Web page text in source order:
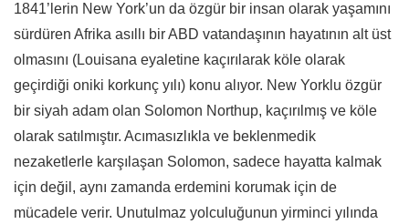
1841’lerin New York’un da özgür bir insan olarak yaşamını
sürdüren Afrika asıllı bir ABD vatandaşının hayatının alt üst
olmasını (Louisana eyaletine kaçırılarak köle olarak
geçirdiği oniki korkunç yılı) konu alıyor. New Yorklu özgür
bir siyah adam olan Solomon Northup, kaçırılmış ve köle
olarak satılmıştır. Acımasızlıkla ve beklenmedik
nezaketlerle karşılaşan Solomon, sadece hayatta kalmak
için değil, aynı zamanda erdemini korumak için de
mücadele verir. Unutulmaz yolculuğunun yirminci yılında